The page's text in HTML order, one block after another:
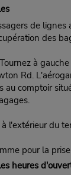
de lignes
des
à
Rd.
au comptoir
à l'extérieur du
pour la
heures